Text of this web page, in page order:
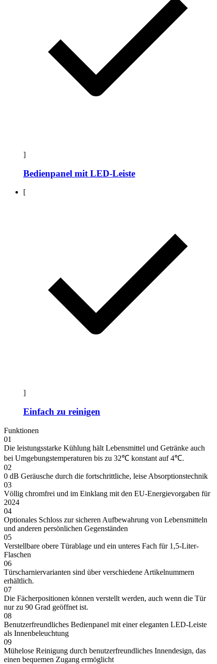
]
Bedienpanel mit LED-Leiste
[
]
Einfach zu reinigen
Funktionen
01
Die leistungsstarke Kühlung hält Lebensmittel und Getränke auch
bei Umgebungstemperaturen bis zu 32℃ konstant auf 4℃.
02
0 dB Geräusche durch die fortschrittliche, leise Absorptionstechnik
03
Völlig chromfrei und im Einklang mit den EU-Energievorgaben für
2024
04
Optionales Schloss zur sicheren Aufbewahrung von Lebensmitteln
und anderen persönlichen Gegenständen
05
Verstellbare obere Türablage und ein unteres Fach für 1,5-Liter-
Flaschen
06
Türscharniervarianten sind über verschiedene Artikelnummern
erhältlich.
07
Die Fächerpositionen können verstellt werden, auch wenn die Tür
nur zu 90 Grad geöffnet ist.
08
Benutzerfreundliches Bedienpanel mit einer eleganten LED-Leiste
als Innenbeleuchtung
09
Mühelose Reinigung durch benutzerfreundliches Innendesign, das
einen bequemen Zugang ermöglicht